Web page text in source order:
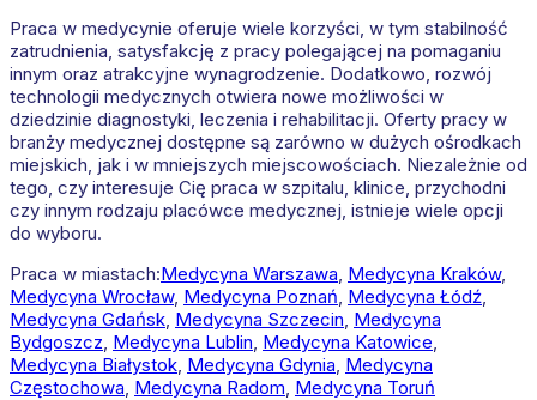
Praca w medycynie oferuje wiele korzyści, w tym stabilność
zatrudnienia, satysfakcję z pracy polegającej na pomaganiu
innym oraz atrakcyjne wynagrodzenie. Dodatkowo, rozwój
technologii medycznych otwiera nowe możliwości w
dziedzinie diagnostyki, leczenia i rehabilitacji. Oferty pracy w
branży medycznej dostępne są zarówno w dużych ośrodkach
miejskich, jak i w mniejszych miejscowościach. Niezależnie od
tego, czy interesuje Cię praca w szpitalu, klinice, przychodni
czy innym rodzaju placówce medycznej, istnieje wiele opcji
do wyboru.
Praca w miastach:Medycyna Warszawa Medycyna Kraków,
Medycyna Wrocław, Medycyna Poznań Medycyna Łódź
Medycyna Gdańsk Medycyna Szczecin Medycyna
Bydgoszcz Medycyna Lublin Medycyna Katowice
Medycyna Białystok Medycyna Gdynia Medycyna
Częstochowa Medycyna Radom Medycyna Toruń